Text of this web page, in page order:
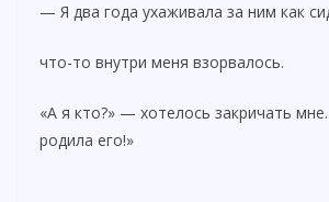
— Я два года ухаживала за ним как
что-то внутри меня взорвалось.
«А я кто?» — хотелось закричать
родила его!»